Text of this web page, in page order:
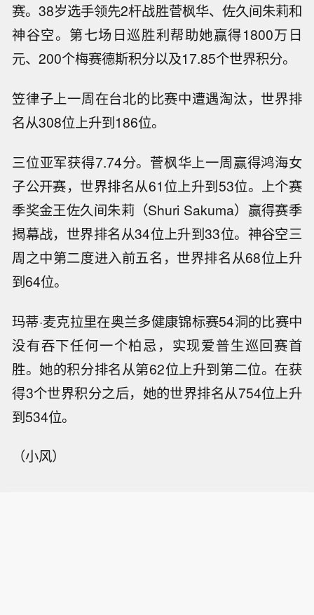
赛。38岁选手领先2杆战胜菅枫华、佐久间朱莉和
神谷空。第七场日巡胜利帮助她赢得1800万日
元、200个梅赛德斯积分以及17.85个世界积分。
笠律子上一周在台北的比赛中遭遇淘汰，世界排
名从308位上升到186位。
三位亚军获得7.74分。菅枫华上一周赢得鸿海女
子公开赛，世界排名从61位上升到53位。上个赛
季奖金王佐久间朱莉（Shuri Sakuma）赢得赛季
揭幕战，世界排名从34位上升到33位。神谷空三
周之中第二度进入前五名，世界排名从68位上升
到64位。
玛蒂·麦克拉里在奥兰多健康锦标赛54洞的比赛中
没有吞下任何一个柏忌，实现爱普生巡回赛首
胜。她的积分排名从第62位上升到第二位。在获
得3个世界积分之后，她的世界排名从754位上升
到534位。
（小风）